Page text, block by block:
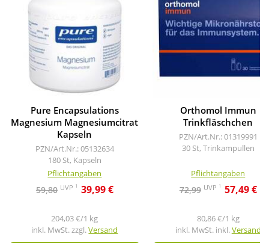
Pure Encapsulations
Magnesium Magnesiumcitrat
Kapseln
PZN/Art.Nr.: 05132634
180 St, Kapseln
Pflichtangaben
59,80 UVP 1 39,99 €
204,03 €/1 kg
inkl. MwSt. zzgl.Versand
Orthomol Immun
Trinkfläschchen
PZN/Art.Nr.: 01319991
30 St, Trinkampullen
Pflichtangaben
72,99 UVP 1 57,49 €
80,86 €/1 kg
inkl. MwSt. inkl.Versand